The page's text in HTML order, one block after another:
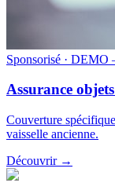
Sponsorisé · DEMO
Assurance
Couverture
vaisselle ancienne.
Découvrir →